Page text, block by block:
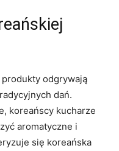
odgrywają
dań.
koreańscy kucharze
aromatyczne⁢ i‍
się⁢ koreańska